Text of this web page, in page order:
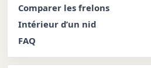
Comparer les frelons
Intérieur d’un nid
FAQ